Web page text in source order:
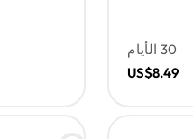
30 الأيام
US$8.49